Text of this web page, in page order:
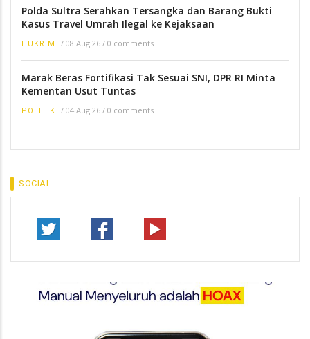
Polda Sultra Serahkan Tersangka dan Barang Bukti
Kasus Travel Umrah Ilegal ke Kejaksaan
HUKRIM / 08 Aug 26 / 0 comments
Marak Beras Fortifikasi Tak Sesuai SNI, DPR RI Minta
Kementan Usut Tuntas
POLITIK / 04 Aug 26 / 0 comments
SOCIAL